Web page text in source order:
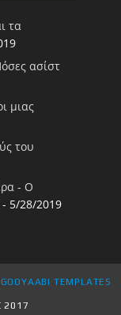
τα
ασίστ
μιας
του
- Ο
- 5/28/2019
GOOYAABI TEMPLATES
2017